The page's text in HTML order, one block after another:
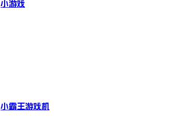
小游戏
小霸王游戏机